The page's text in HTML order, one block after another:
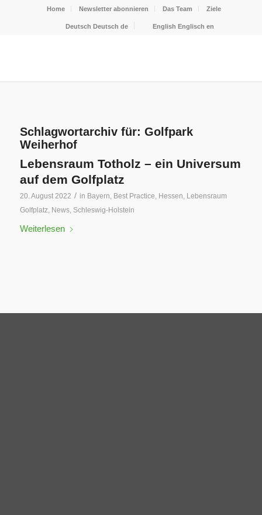
Home Newsletter abonnieren Das Team Ziele
Deutsch Deutsch de English Englisch en
Schlagwortarchiv für: Golfpark
Weiherhof
Lebensraum Totholz – ein Universum
auf dem Golfplatz
20. August 2022 / in Bayern, Best Practice, Hessen, Lebensraum
Golfplatz, News, Schleswig-Holstein
Weiterlesen